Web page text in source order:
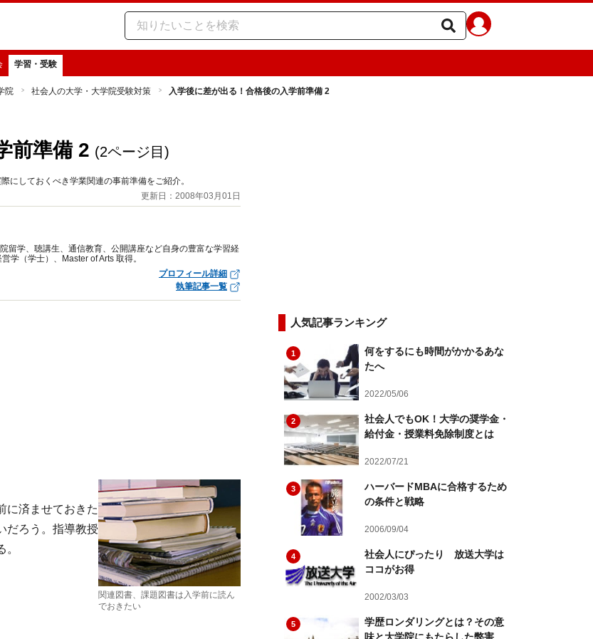
学習・受験
院 社会人の大学・大学院受験対策 入学後に差が出る！合格後の入学前準備 2
前準備 2 (2ページ目)
にしておくべき学業関連の事前準備をご紹介。
更新日：2008年03月01日
留学、聴講生、通信教育、公開講座など自身の豊富な学習経
学（学士）、Master of Arts 取得。
プロフィール詳細
執筆記事一覧
関連図書、課題図書は入学前に読ん
でおきたい
に済ませておきた
だろう。指導教授
人気記事ランキング
1
何をするにも時間がかかるあな
たへ
2022/05/06
2
社会人でもOK！大学の奨学金・
給付金・授業料免除制度とは
2022/07/21
3
ハーバードMBAに合格するため
の条件と戦略
2006/09/04
4
社会人にぴったり 放送大学は
ココがお得
2002/03/03
5
学歴ロンダリングとは？その意